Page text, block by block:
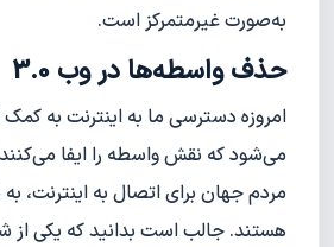
به‌صورت غیرمتمرکز است.
حذف واسطه‌ها در وب 3.0
امروزه دسترسی ما به اینترنت به
می‌شود که نقش واسطه را ایفا
مردم جهان برای اتصال به اینترنت،